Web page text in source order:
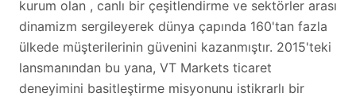
kurum olan , canlı bir çeşitlendirme ve sektörler arası
dinamizm sergileyerek dünya çapında 160'tan fazla
ülkede müşterilerinin güvenini kazanmıştır. 2015'teki
lansmanından bu yana, VT Markets ticaret
deneyimini basitleştirme misyonunu istikrarlı bir